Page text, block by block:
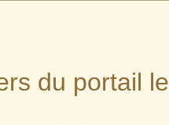
du portail